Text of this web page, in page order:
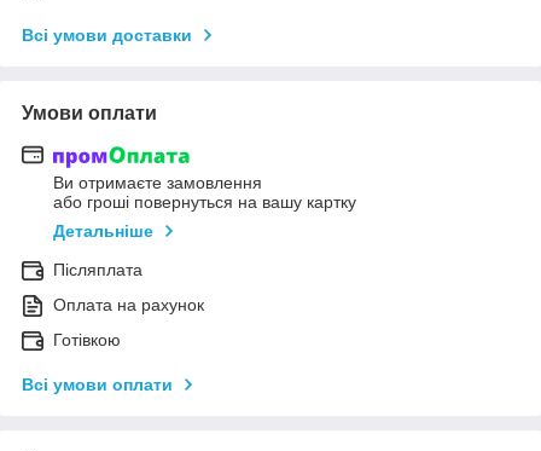
Всі умови доставки
Умови оплати
Ви отримаєте замовлення
або гроші повернуться на вашу картку
Детальніше
Післяплата
Оплата на рахунок
Готівкою
Всі умови оплати